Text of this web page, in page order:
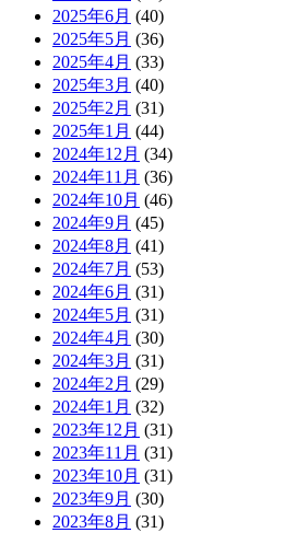
2025年6月 (40)
2025年5月 (36)
2025年4月 (33)
2025年3月 (40)
2025年2月 (31)
2025年1月 (44)
2024年12月 (34)
2024年11月 (36)
2024年10月 (46)
2024年9月 (45)
2024年8月 (41)
2024年7月 (53)
2024年6月 (31)
2024年5月 (31)
2024年4月 (30)
2024年3月 (31)
2024年2月 (29)
2024年1月 (32)
2023年12月 (31)
2023年11月 (31)
2023年10月 (31)
2023年9月 (30)
2023年8月 (31)